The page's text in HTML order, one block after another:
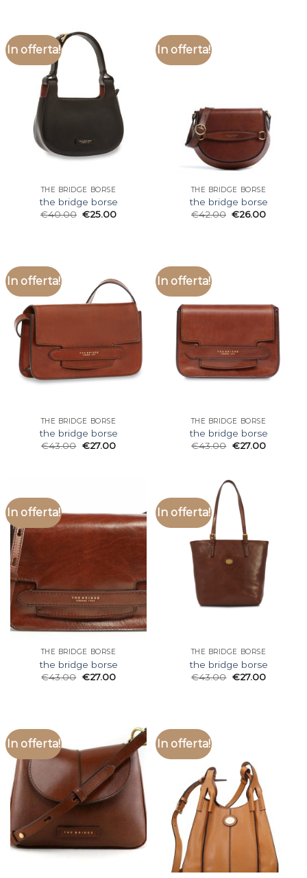
In offerta!
THE BRIDGE BORSE
the bridge borse
€40.00 €25.00
In offerta!
THE BRIDGE BORSE
the bridge borse
€42.00 €26.00
In offerta!
THE BRIDGE BORSE
the bridge borse
€43.00 €27.00
In offerta!
THE BRIDGE BORSE
the bridge borse
€43.00 €27.00
In offerta!
THE BRIDGE BORSE
the bridge borse
€43.00 €27.00
In offerta!
THE BRIDGE BORSE
the bridge borse
€43.00 €27.00
In offerta! In offerta!